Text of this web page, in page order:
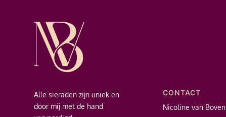
Alle sieraden zijn uniek en
door mij met de hand
CONTACT
Nicoline van Boven